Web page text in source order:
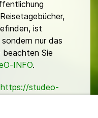
ist
nur das
beachten Sie
INFO.
https://studeo-